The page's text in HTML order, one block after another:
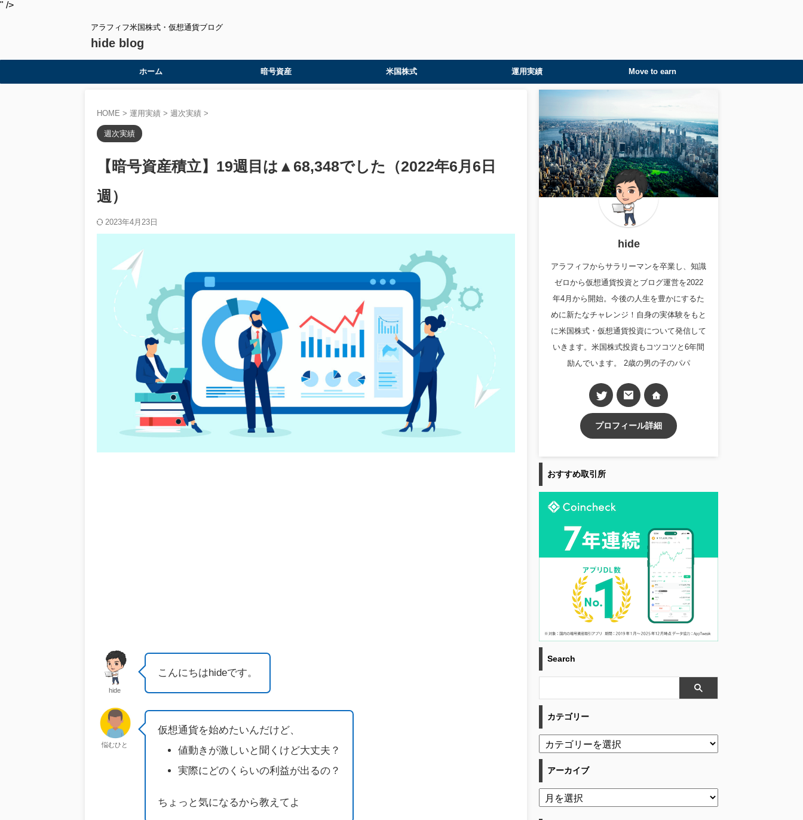
" />
アラフィフ米国株式・仮想通貨ブログ
hide blog
ホーム 暗号資産 米国株式 運用実績 Move to earn
HOME > 運用実績 > 週次実績 >
週次実績
【暗号資産積立】19週目は▲68,348でした（2022年6月6日
週）
2023年4月23日
hide
こんにちはhideです。
悩むひと
仮想通貨を始めたいんだけど、
値動きが激しいと聞くけど大丈夫？
実際にどのくらいの利益が出るの？
ちょっと気になるから教えてよ
hide
アラフィフからサラリーマンを卒業し、知識
ゼロから仮想通貨投資とブログ運営を2022
年4月から開始。今後の人生を豊かにするた
めに新たなチャレンジ！自身の実体験をもと
に米国株式・仮想通貨投資について発信して
いきます。米国株式投資もコツコツと6年間
励んでいます。 2歳の男の子のパパ
プロフィール詳細
おすすめ取引所
Search
カテゴリー
アーカイブ